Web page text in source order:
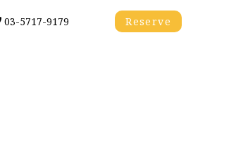
03-5717-9179 Reserve